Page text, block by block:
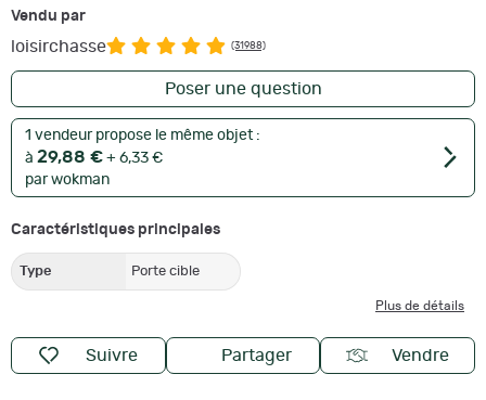
Vendu par
loisirchasse (31988)
Poser une question
1 vendeur propose le même objet :
à 29,88 € + 6,33 €
par wokman
Caractéristiques principales
Type Porte cible
Plus de détails
Suivre Partager Vendre